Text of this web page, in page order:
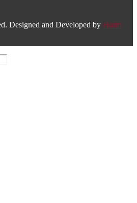
Designed and Developed by Harm